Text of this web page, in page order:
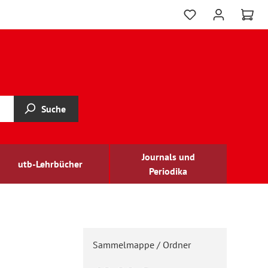
Suche
utb-Lehrbücher
Journals und
Periodika
Sammelmappe / Ordner